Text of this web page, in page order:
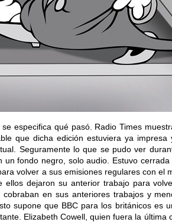
especifica qué pasó. Radio Times
que dicha edición estuviera ya
Seguramente lo que se pudo ver
un fondo negro, solo audio. Estuvo
volver a sus emisiones regulares con el
ellos dejaron su anterior trabajo para
en sus anteriores trabajos y
supone que BBC para los británicos es
Elizabeth Cowell, quien fuera la última